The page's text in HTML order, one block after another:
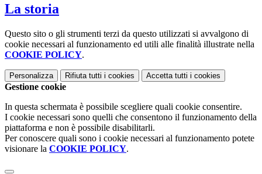
La storia
Questo sito o gli strumenti terzi da questo utilizzati si avvalgono di
cookie necessari al funzionamento ed utili alle finalità illustrate nella
COOKIE POLICY.
Personalizza Rifiuta tutti i cookies Accetta tutti i cookies
Gestione cookie
In questa schermata è possibile scegliere quali cookie consentire.
I cookie necessari sono quelli che consentono il funzionamento della
piattaforma e non è possibile disabilitarli.
Per conoscere quali sono i cookie necessari al funzionamento potete
visionare la COOKIE POLICY.